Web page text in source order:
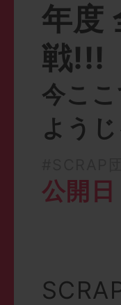
年度
戦!!!
今こ
よう
公開